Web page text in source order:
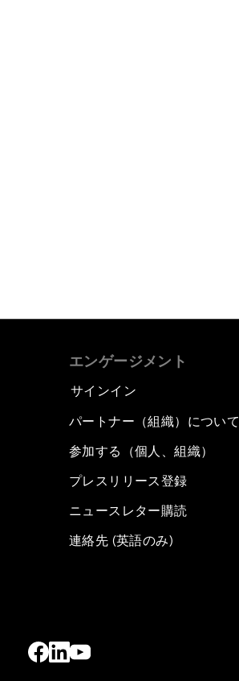
エンゲージメント
サインイン
パートナー（組織）について
参加する（個人、組織）
プレスリリース登録
ニュースレター購読
連絡先 (英語のみ)